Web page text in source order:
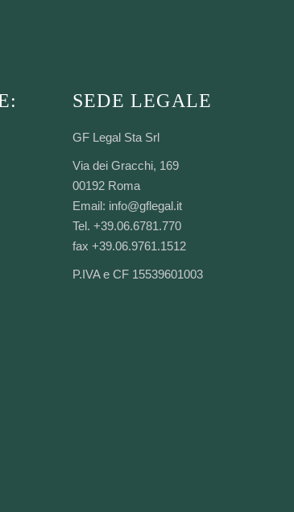
SEDE LEGALE
GF Legal Sta Srl
Via dei Gracchi, 169
00192 Roma
Email: info@gflegal.it
Tel. +39.06.6781.770
fax +39.06.9761.1512
P.IVA e CF 15539601003